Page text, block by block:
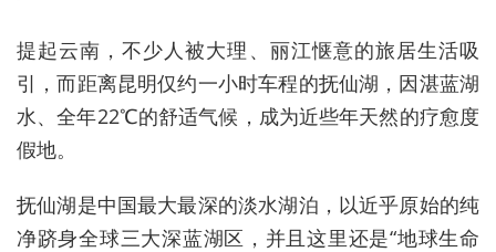
提起云南，不少人被大理、丽江惬意的旅居生活吸
引，而距离昆明仅约一小时车程的抚仙湖，因湛蓝湖
水、全年22℃的舒适气候，成为近些年天然的疗愈度
假地。
抚仙湖是中国最大最深的淡水湖泊，以近乎原始的纯
净跻身全球三大深蓝湖区，并且这里还是“地球生命